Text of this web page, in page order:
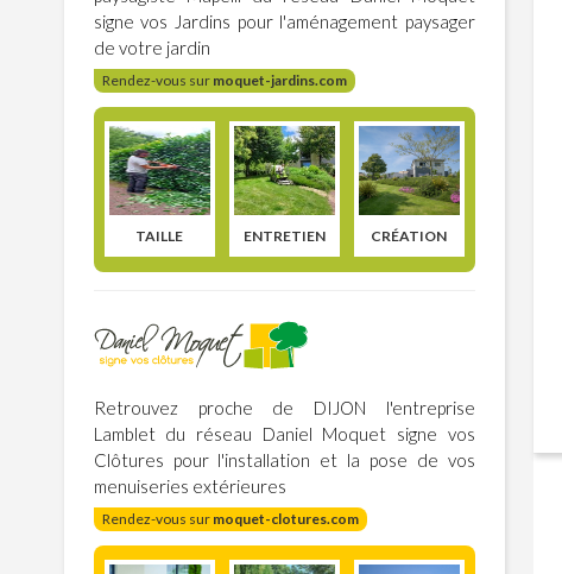
signe vos Jardins pour l'aménagement paysager
de votre jardin
Rendez-vous sur moquet-jardins.com
TAILLE ENTRETIEN CRÉATION
Retrouvez proche de DIJON l'entreprise
Lamblet du réseau Daniel Moquet signe vos
Clôtures pour l'installation et la pose de vos
menuiseries extérieures
Rendez-vous sur moquet-clotures.com